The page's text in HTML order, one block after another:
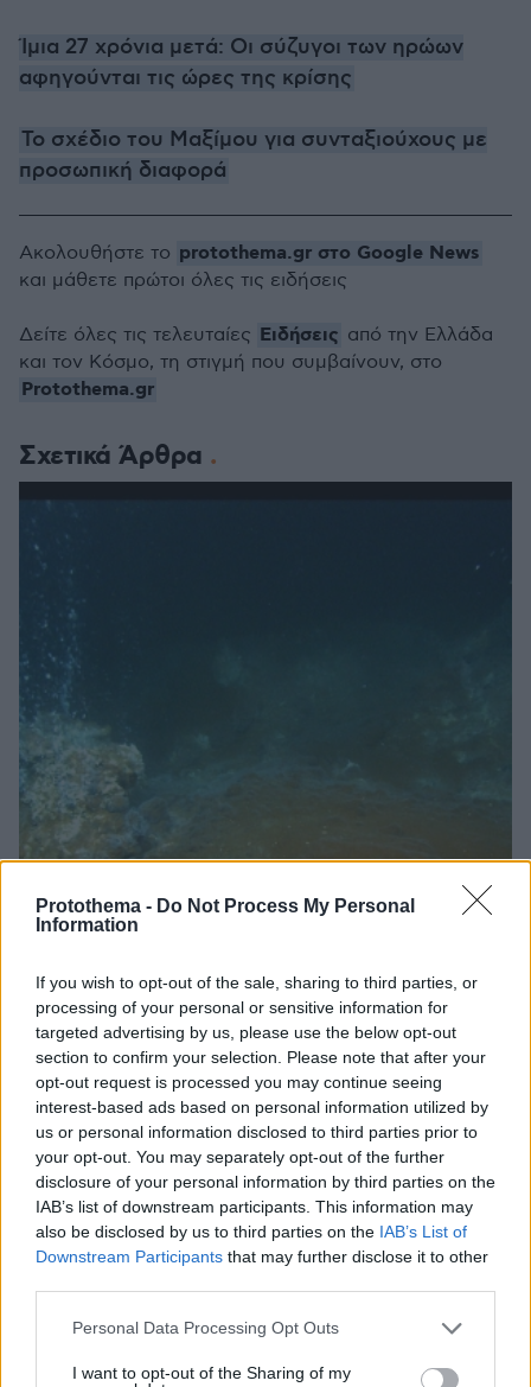
Protothema - Do Not Process My Personal
Information
If you wish to opt-out of the sale, sharing to third parties, or
processing of your personal or sensitive information for
targeted advertising by us, please use the below opt-out
section to confirm your selection. Please note that after your
opt-out request is processed you may continue seeing
interest-based ads based on personal information utilized by
us or personal information disclosed to third parties prior to
your opt-out. You may separately opt-out of the further
disclosure of your personal information by third parties on the
IAB’s list of downstream participants. This information may
also be disclosed by us to third parties on the IAB’s List of
Downstream Participants that may further disclose it to other
Please note that this website/app uses one or more Google
not limited to your visit or usage behaviour. You may click to
Personal Data Processing Opt Outs
I want to opt-out of the Sharing of my
Ίμια 27 χρόνια μετά: Οι σύζυγοι των ηρώων
αφηγούνται τις ώρες της κρίσης
Το σχέδιο του Μαξίμου για συνταξιούχους με
προσωπική διαφορά
Σχετικά Άρθρα
Σαντορίνη: Το υποθαλάσσιο ηφαίστειο Κολούμπος
«αναπνέει» κάθε δύο λεπτά
13.04.2017, 13:14
Ακολουθήστε το protothema.gr στο Google News
και μάθετε πρώτοι όλες τις ειδήσεις
Δείτε όλες τις τελευταίες Ειδήσεις από την Ελλάδα
και τον Κόσμο, τη στιγμή που συμβαίνουν, στο
Protothema.gr